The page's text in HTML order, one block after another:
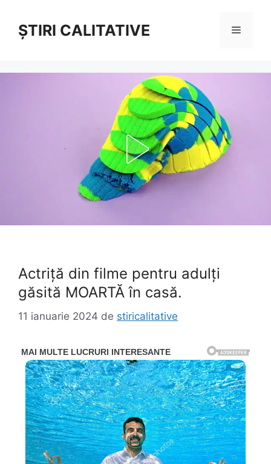
conținutȘTIRI CALITATIVE Meniu
Actriță din filme pentru adulți
găsită MOARTĂ în casă.
11 ianuarie 2024 de stiricalitative